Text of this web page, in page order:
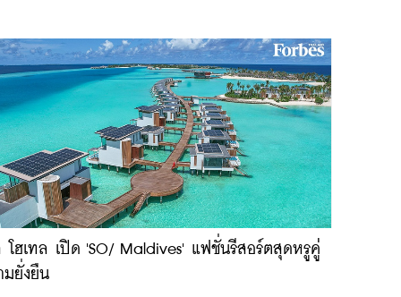
โฮเทล เปิด 'SO/ Maldives' แฟชั่นรีสอร์ตสุดหรูคู่
มยั่งยืน